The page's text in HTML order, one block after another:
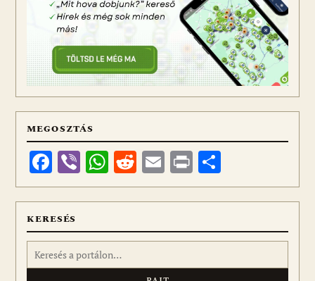
MEGOSZTÁS
Facebook
ViberWhatsApp
Reddit
Email
Print
meg
KERESÉS
Keresés: